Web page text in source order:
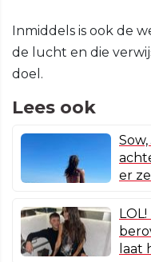
Inmiddels is ook de
de lucht en die
doel.
Lees ook
er
laat